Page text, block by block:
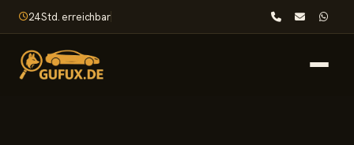
24 Std. erreichbar